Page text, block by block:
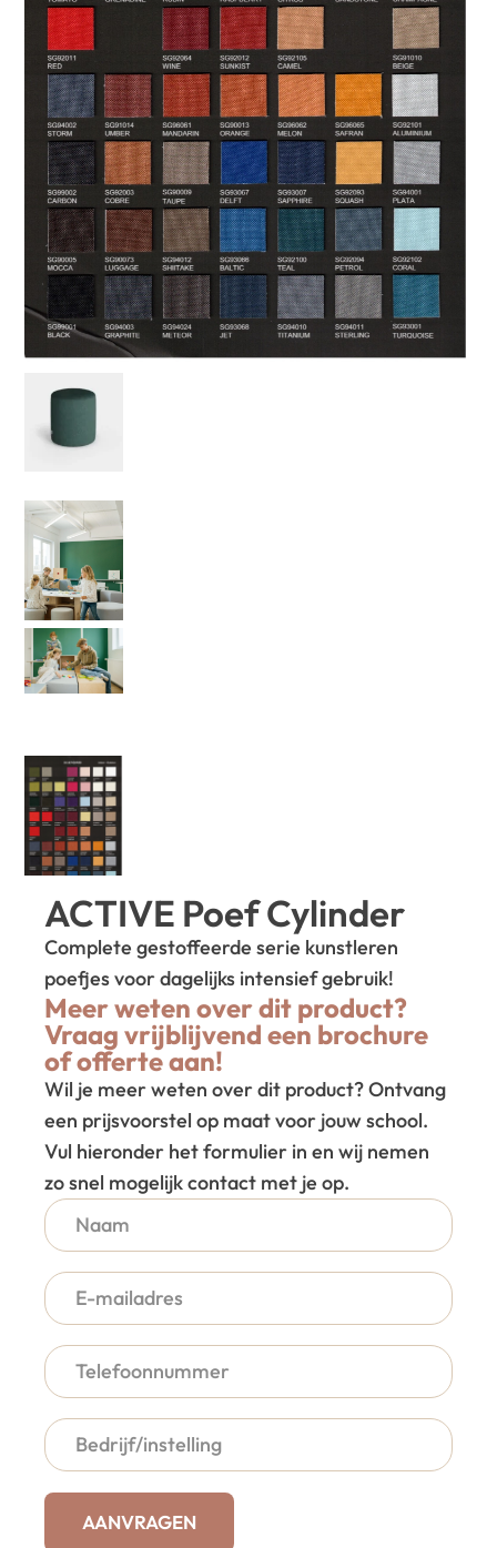
ACTIVE Poef Cylinder
Complete gestoffeerde serie kunstleren
poefjes voor dagelijks intensief gebruik!
Meer weten over dit product?
Vraag vrijblijvend een brochure
of offerte aan!
Wil je meer weten over dit product? Ontvang
een prijsvoorstel op maat voor jouw school.
Vul hieronder het formulier in en wij nemen
zo snel mogelijk contact met je op.
AANVRAGEN